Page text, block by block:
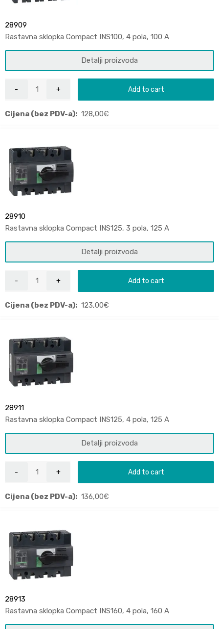
28909
Rastavna sklopka Compact INS100, 4 pola, 100 A
Detalji proizvoda
Add to cart
Cijena (bez PDV-a): 128,00€
28910
Rastavna sklopka Compact INS125, 3 pola, 125 A
Detalji proizvoda
Add to cart
Cijena (bez PDV-a): 123,00€
28911
Rastavna sklopka Compact INS125, 4 pola, 125 A
Detalji proizvoda
Add to cart
Cijena (bez PDV-a): 136,00€
28913
Rastavna sklopka Compact INS160, 4 pola, 160 A